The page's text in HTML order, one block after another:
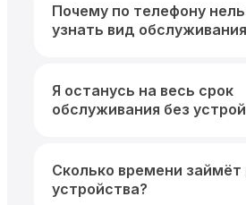
Почему по телефону
узнать вид
Я останусь на весь срок
обслуживания без
Сколько времени
устройства?